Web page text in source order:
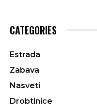
CATEGORIES
Estrada
Zabava
Nasveti
Drobtinice